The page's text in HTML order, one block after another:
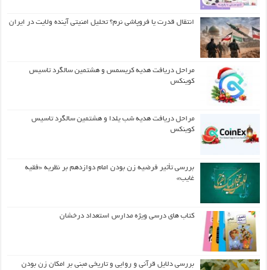
انتقال قدرت یا فروپاشی نرم؟ تحلیل امنیتی آینده ولایت در ایران
مراحل دریافت هدیه کریسمس و هشتمین سالگرد تاسیس
کوینکس
مراحل دریافت هدیه شب یلدا و هشتمین سالگرد تاسیس
کوینکس
بررسی تأثیر فرضیه زن بودن امام دوازدهم بر نظریه «فقیه
غایب»
کتاب های درسی ویژه مدارس استعداد درخشان
بررسی دلایل قرآنی و روایی و تاریخی مبنی بر امکان زن بودن